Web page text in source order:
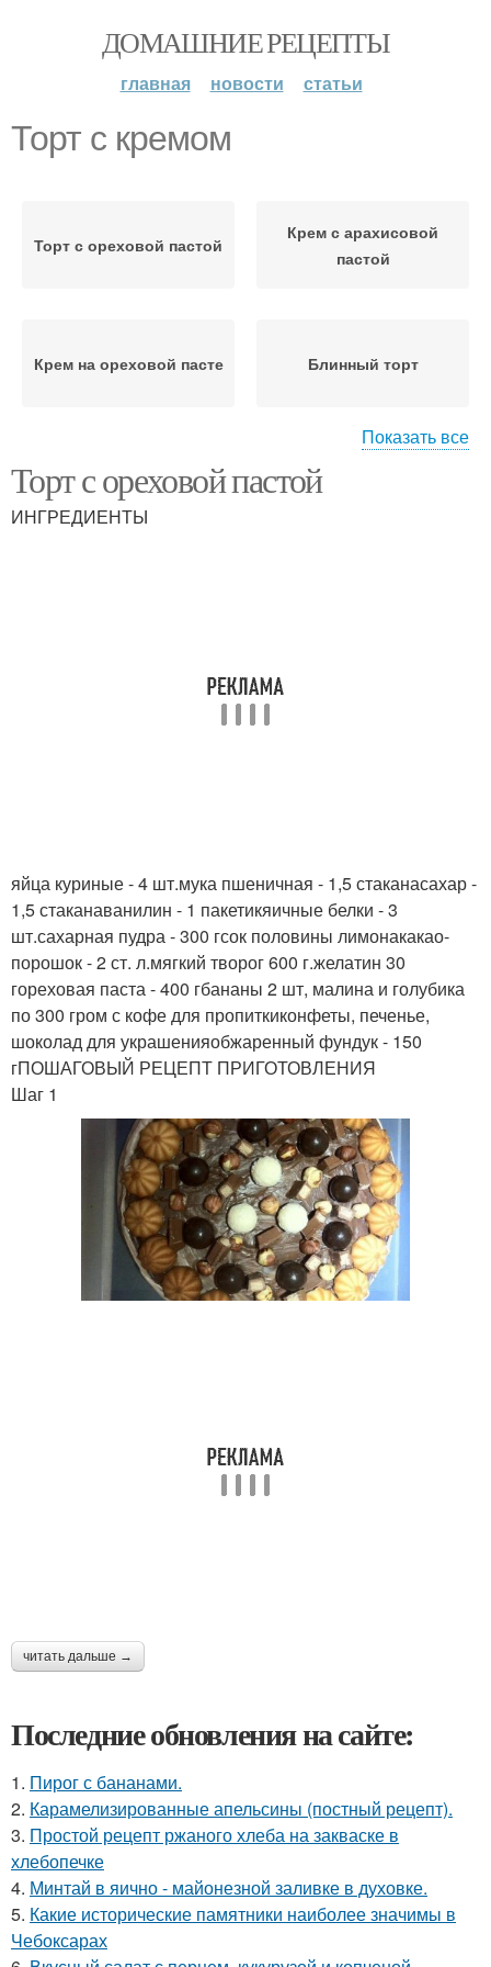
ДОМАШНИЕ РЕЦЕПТЫ
главная новости статьи
Торт с кремом
Торт с ореховой пастой
Крем с арахисовой
пастой
Крем на ореховой пасте Блинный торт
пастой
Торт с арахисом
Показать все
Торт с ореховой пастой
ИНГРЕДИЕНТЫ
яйца куриные - 4 шт.мука пшеничная - 1,5 стаканасахар -
1,5 стаканаванилин - 1 пакетикяичные белки - 3
шт.сахарная пудра - 300 гсок половины лимонакакао-
порошок - 2 ст. л.мягкий творог 600 г.желатин 30
гореховая паста - 400 гбананы 2 шт, малина и голубика
по 300 гром с кофе для пропиткиконфеты, печенье,
шоколад для украшенияобжаренный фундук - 150
гПОШАГОВЫЙ РЕЦЕПТ ПРИГОТОВЛЕНИЯ
Шаг 1
читать дальше →
Последние обновления на сайте:
1. Пирог с бананами.
2. Карамелизированные апельсины (постный рецепт).
3. Простой рецепт ржаного хлеба на закваске в
хлебопечке
4. Минтай в яично - майонезной заливке в духовке.
5. Какие исторические памятники наиболее значимы в
Чебоксарах